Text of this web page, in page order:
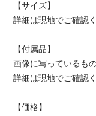
【サイズ】
詳細は現地でご確認
【付属品】
画像に写っているも
詳細は現地でご確認
【価格】